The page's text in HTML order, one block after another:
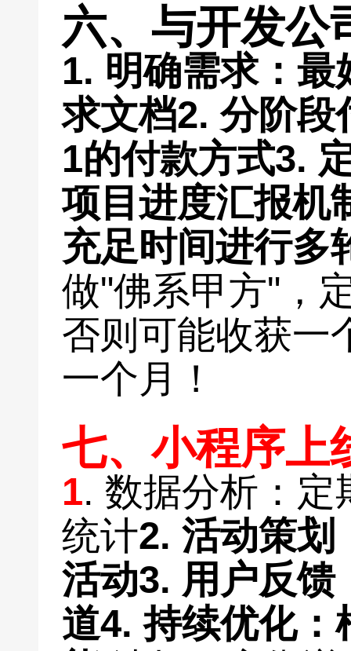
六、与开发公
1. 明确需求：最
求文档2.分阶段
1的付款方式3.
项目进度汇报机
充足时间进行多
做"佛系甲方"，
否则可能收获
一个月！
七、小程序上
1. 数据分析：定
统计2. 活动策划
活动3. 用户反馈
道4. 持续优化：